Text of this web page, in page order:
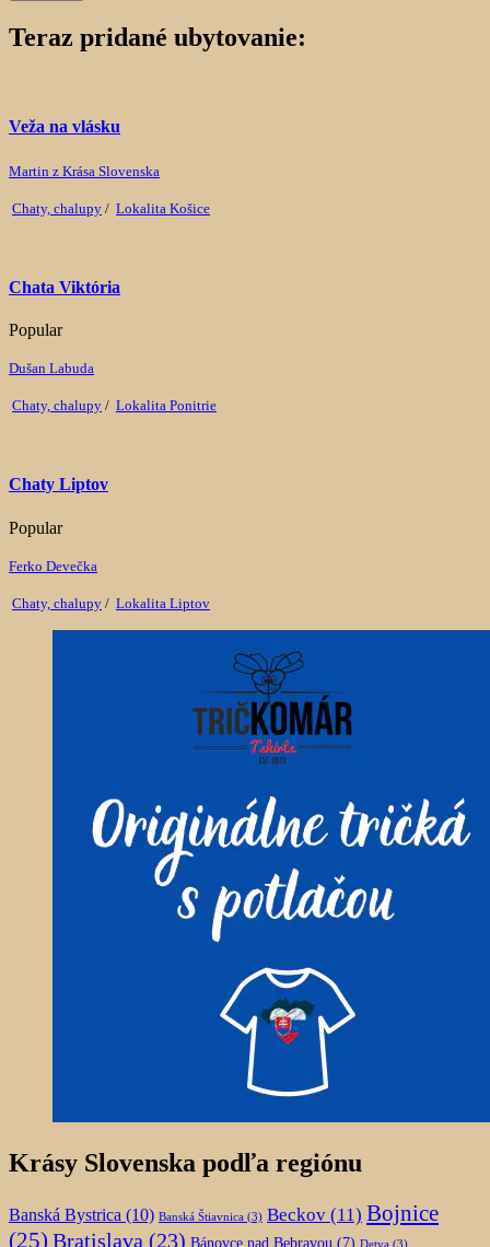
Teraz pridané ubytovanie:
Veža na vlásku
Martin z Krása Slovenska
Chaty, chalupy / Lokalita Košice
Chata Viktória
Popular
Dušan Labuda
Chaty, chalupy / Lokalita Ponitrie
Chaty Liptov
Popular
Ferko Devečka
Chaty, chalupy / Lokalita Liptov
Krásy Slovenska podľa regiónu
Banská Bystrica (10) Banská Štiavnica (3) Beckov (11) Bojnice
(25) Bratislava (23) Bánovce nad Bebravou (7) Detva (3)